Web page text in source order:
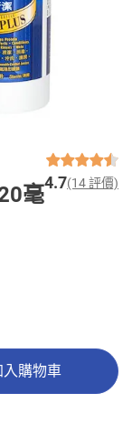
毫4.7(14 評價)
入購物車